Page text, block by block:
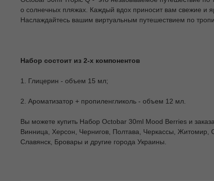
о солнечных пляжах. Каждый вдох приносит вам свежие и
Наслаждайтесь вашим виртуальным путешествием по
Набор состоит из 2-х компонентов
1. Глицерин - объем 15 мл;
2. Ароматизатор + пропиленгликоль - объем 12 мл.
Вы можете купить Набор Octobar 30ml Mood Berries и
Винница, Херсон, Чернигов, Полтава, Черкассы, Житомир,
Славянск, Бровары и другие города Украины.